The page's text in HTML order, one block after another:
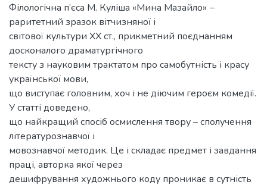
Філологічна п’єса М. Куліша «Мина Мазайло» −
раритетний зразок вітчизняної і
світової культури ХХ ст., прикметний поєднанням
досконалого драматургічного
тексту з науковим трактатом про самобутність і красу
української мови,
що виступає головним, хоч і не діючим героєм комедії.
У статті доведено,
що найкращий спосіб осмислення твору – сполучення
літературознавчої і
мовознавчої методик. Це і складає предмет і завдання
праці, авторка якої через
дешифрування художнього коду проникає в сутність